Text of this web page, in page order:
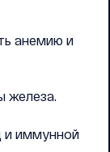
анемию и
железа.
и иммунной